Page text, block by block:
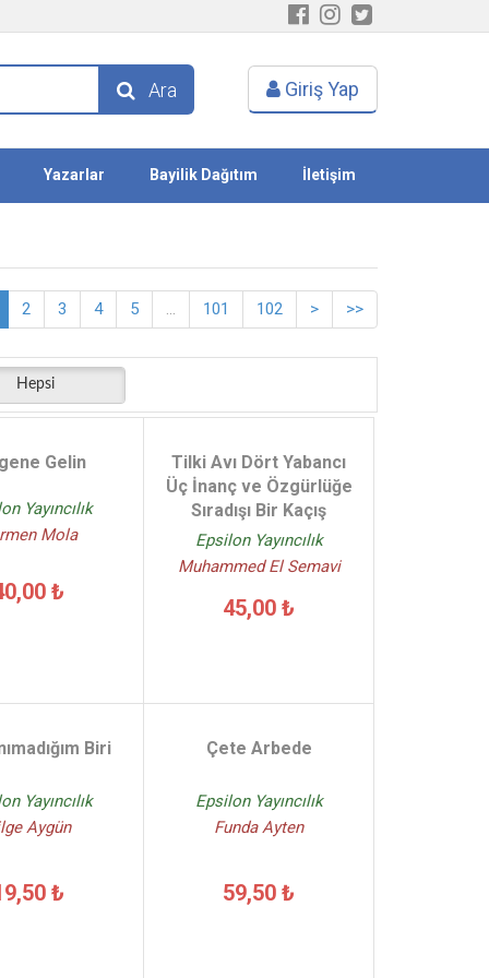
Ara Giriş Yap
Yazarlar Bayilik Dağıtım İletişim
2 3 4 5 ... 101 102 > >>
Hepsi
Gelin
Yayıncılık
Mola
₺
Tilki Avı Dört Yabancı
Üç İnanç ve Özgürlüğe
Sıradışı Bir Kaçış
Epsilon Yayıncılık
Muhammed El Semavi
45,00 ₺
Biri
Yayıncılık
Aygün
₺
Çete Arbede
Epsilon Yayıncılık
Funda Ayten
59,50 ₺